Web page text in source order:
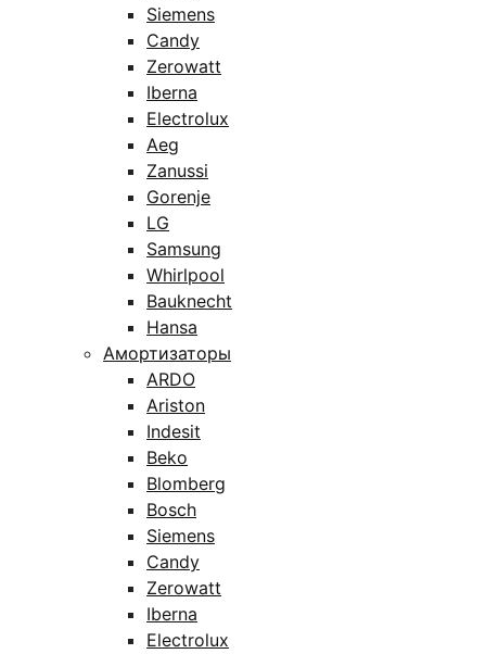
Siemens
Candy
Zerowatt
Iberna
Electrolux
Aeg
Zanussi
Gorenje
LG
Samsung
Whirlpool
Bauknecht
Hansa
Амортизаторы
ARDO
Ariston
Indesit
Beko
Blomberg
Bosch
Siemens
Candy
Zerowatt
Iberna
Electrolux